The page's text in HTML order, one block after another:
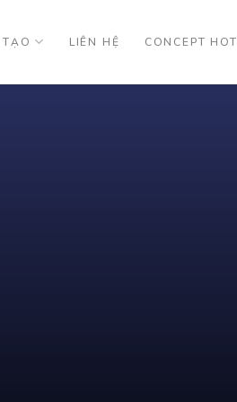
LIÊN HỆ CONCEPT HOT